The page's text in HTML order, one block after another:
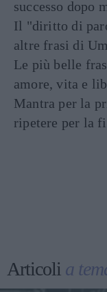
successo dopo
Il "diritto di
altre frasi di
Le più belle
amore, vita e
Mantra per la
ripetere per la
Articoli a